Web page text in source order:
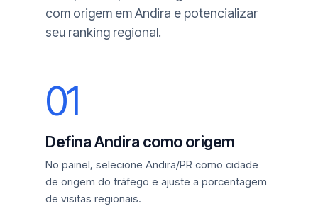
com origem em Andira e potencializar
seu ranking regional.
01
Defina Andira como origem
No painel, selecione Andira/PR como cidade
de origem do tráfego e ajuste a porcentagem
de visitas regionais.